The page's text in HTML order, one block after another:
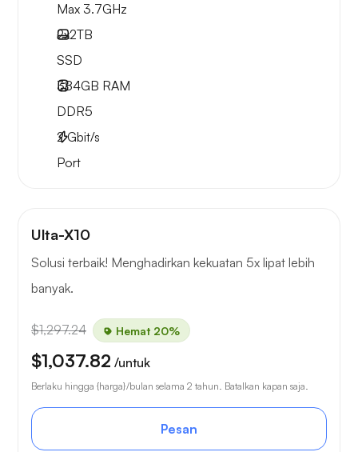
Max 3.7GHz
2x2TB
SSD
384GB RAM
DDR5
2Gbit/s
Port
Ulta-X10
Solusi terbaik! Menghadirkan kekuatan 5x lipat lebih
banyak.
$1,297.24 Hemat 20%
$1,037.82 /untuk
Berlaku hingga {harga}/bulan selama 2 tahun. Batalkan kapan saja.
Pesan